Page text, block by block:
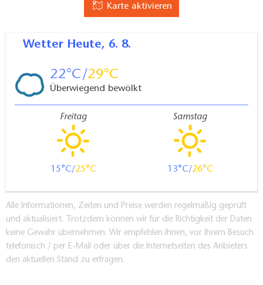
Karte aktivieren
Wetter Heute, 6. 8.
22 29
Überwiegend bewölkt
Freitag
15 25
Samstag
13 26
Alle Informationen, Zeiten und Preise werden regelmäßig geprüft
und aktualisiert. Trotzdem können wir für die Richtigkeit der Daten
keine Gewähr übernehmen. Wir empfehlen Ihnen, vor Ihrem Besuch
telefonisch / per E-Mail oder über die Internetseiten des Anbieters
den aktuellen Stand zu erfragen.